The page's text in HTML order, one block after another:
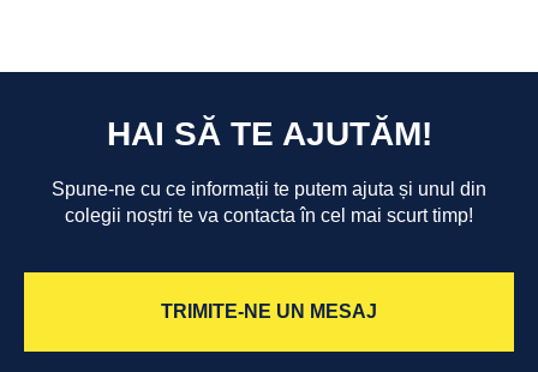
HAI SĂ TE AJUTĂM!
Spune-ne cu ce informații te putem ajuta și unul din
colegii noștri te va contacta în cel mai scurt timp!
TRIMITE-NE UN MESAJ